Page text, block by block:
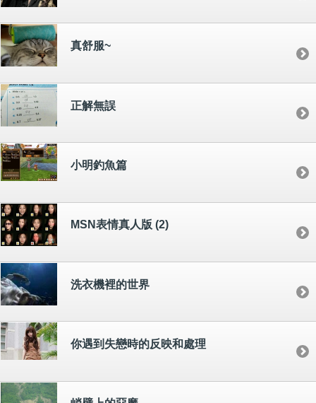
真舒服~
正解無誤
小明釣魚篇
MSN表情真人版 (2)
洗衣機裡的世界
你遇到失戀時的反映和處理